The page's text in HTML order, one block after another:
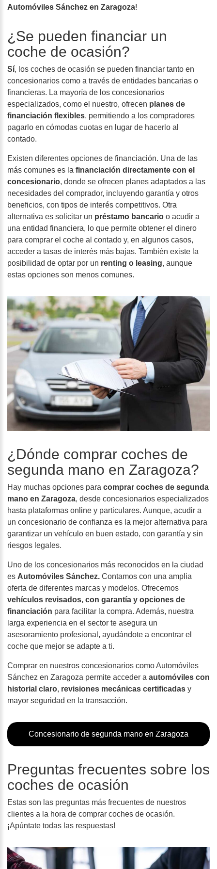
Automóviles Sánchez en Zaragoza!
¿Se pueden financiar un
coche de ocasión?
Sí, los coches de ocasión se pueden financiar tanto en
concesionarios como a través de entidades bancarias o
financieras. La mayoría de los concesionarios
especializados, como el nuestro, ofrecen planes de
financiación flexibles, permitiendo a los compradores
pagarlo en cómodas cuotas en lugar de hacerlo al
contado.
Existen diferentes opciones de financiación. Una de las
más comunes es la financiación directamente con el
concesionario, donde se ofrecen planes adaptados a las
necesidades del comprador, incluyendo garantía y otros
beneficios, con tipos de interés competitivos. Otra
alternativa es solicitar un préstamo bancario o acudir a
una entidad financiera, lo que permite obtener el dinero
para comprar el coche al contado y, en algunos casos,
acceder a tasas de interés más bajas. También existe la
posibilidad de optar por un renting o leasing, aunque
estas opciones son menos comunes.
¿Dónde comprar coches de
segunda mano en Zaragoza?
Hay muchas opciones para comprar coches de segunda
mano en Zaragoza, desde concesionarios especializados
hasta plataformas online y particulares. Aunque, acudir a
un concesionario de confianza es la mejor alternativa para
garantizar un vehículo en buen estado, con garantía y sin
riesgos legales.
Uno de los concesionarios más reconocidos en la ciudad
es Automóviles Sánchez. Contamos con una amplia
oferta de diferentes marcas y modelos. Ofrecemos
vehículos revisados, con garantía y opciones de
financiación para facilitar la compra. Además, nuestra
larga experiencia en el sector te asegura un
asesoramiento profesional, ayudándote a encontrar el
coche que mejor se adapte a ti.
Comprar en nuestros concesionarios como Automóviles
Sánchez en Zaragoza permite acceder a automóviles con
historial claro, revisiones mecánicas certificadas y
mayor seguridad en la transacción.
Concesionario de segunda mano en Zaragoza
Preguntas frecuentes sobre los
coches de ocasión
Estas son las preguntas más frecuentes de nuestros
clientes a la hora de comprar coches de ocasión.
¡Apúntate todas las respuestas!